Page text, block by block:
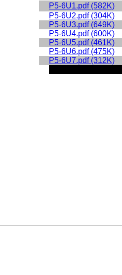
P5-6U1.pdf (582K)
P5-6U2.pdf (304K)
P5-6U3.pdf (649K)
P5-6U4.pdf (600K)
P5-6U5.pdf (461K)
P5-6U6.pdf (475K)
P5-6U7.pdf (312K)